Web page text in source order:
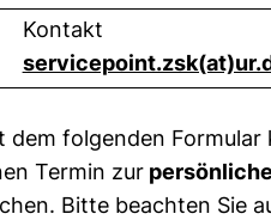
Kontakt
dem folgenden Formular
Termin zur
Bitte beachten Sie